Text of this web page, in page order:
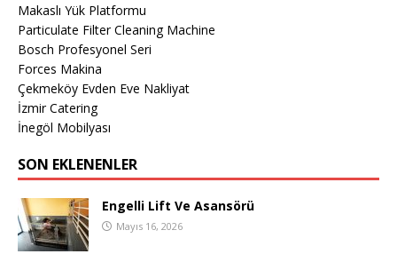
Makaslı Yük Platformu
Particulate Filter Cleaning Machine
Bosch Profesyonel Seri
Forces Makina
Çekmeköy Evden Eve Nakliyat
İzmir Catering
İnegöl Mobilyası
SON EKLENENLER
Engelli Lift Ve Asansörü
Mayıs 16, 2026